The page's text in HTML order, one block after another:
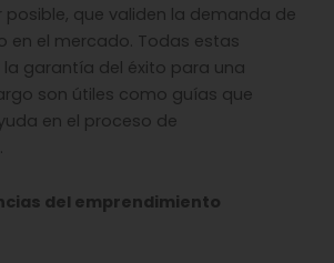
posible, que validen la demanda de
en el mercado. Todas estas
garantía del éxito para una
son útiles como guías que
en el proceso de
del emprendimiento